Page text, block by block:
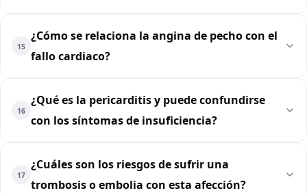
15
¿Cómo se relaciona la angina de pecho con el
fallo cardiaco?
16
¿Qué es la pericarditis y puede confundirse
con los síntomas de insuficiencia?
17
¿Cuáles son los riesgos de sufrir una
trombosis o embolia con esta afección?